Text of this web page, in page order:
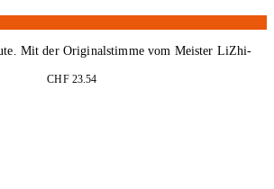
Mit der Originalstimme vom Meister LiZhi-
CHF 23.54